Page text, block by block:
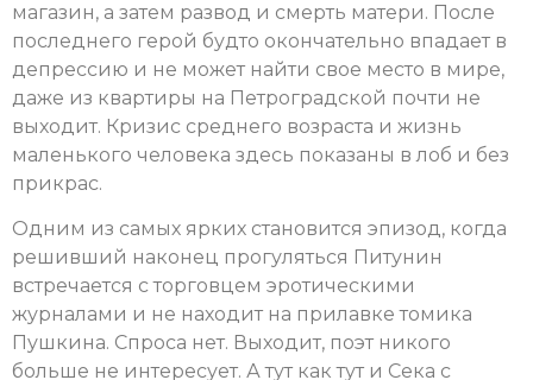
магазин, а затем развод и смерть матери. После
последнего герой будто окончательно впадает в
депрессию и не может найти свое место в мире,
даже из квартиры на Петроградской почти не
выходит. Кризис среднего возраста и жизнь
маленького человека здесь показаны в лоб и без
прикрас.
Одним из самых ярких становится эпизод, когда
решивший наконец прогуляться Питунин
встречается с торговцем эротическими
журналами и не находит на прилавке томика
Пушкина. Спроса нет. Выходит, поэт никого
больше не интересует. А тут как тут и Сека с